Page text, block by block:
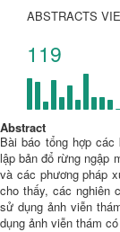
ABSTRACTS
119
Abstract
Bài báo tổng hợp
lập bản đổ rừng ngập
và các phương pháp
cho thấy, các nghiên
sử dụng ảnh viễn
dụng ảnh viễn thám